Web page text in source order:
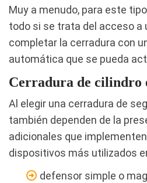
Muy a menudo, para este
todo si se trata del acceso a
completar la cerradura con
automática que se pueda
Cerradura de cilindro
Al elegir una cerradura de
también dependen de la
adicionales que
dispositivos más utilizados
defensor simple o